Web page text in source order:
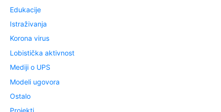
Edukacije
Istraživanja
Korona virus
Lobistička aktivnost
Mediji o UPS
Modeli ugovora
Ostalo